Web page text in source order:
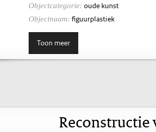
Objectcategorie: oude kunst
Objectnaam: figuurplastiek
Toon meer
Reconstructie